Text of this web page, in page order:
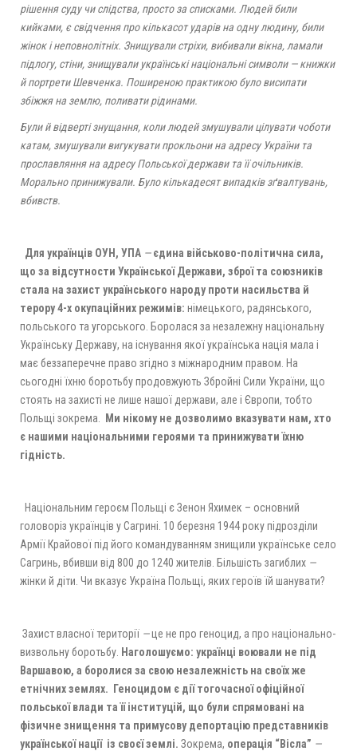
рішення суду чи слідства, просто за списками. Людей били
кийками, є свідчення про кількасот ударів на одну людину, били
жінок і неповнолітніх. Знищували стріхи, вибивали вікна, ламали
підлогу, стіни, знищували українські національні символи — книжки
й портрети Шевченка. Поширеною практикою було висипати
збіжжя на землю, поливати рідинами.
Були й відверті знущання, коли людей змушували цілувати чоботи
катам, змушували вигукувати прокльони на адресу України та
прославляння на адресу Польської держави та її очільників.
Морально принижували. Було кількадесят випадків зґвалтувань,
вбивств.
Для українців ОУН, УПА —єдина військово-політична сила,
що за відсутности Української Держави, зброї та союзників
стала на захист українського народу проти насильства й
терору 4-х окупаційних режимів: німецького, радянського,
польського та угорського. Боролася за незалежну національну
Українську Державу, на існування якої українська нація мала і
має беззаперечне право згідно з міжнародним правом. На
сьогодні їхню боротьбу продовжують Збройні Сили України, що
стоять на захисті не лише нашої держави, але і Європи, тобто
Польщі зокрема.
Ми нікому не дозволимо вказувати нам, хто
є нашими національними героями та принижувати їхню
гідність.
Національним героєм Польщі є Зенон Яхимек – основний
головоріз українців у Сагрині. 10 березня 1944 року підрозділи
Армії Крайової під його командуванням знищили українське село
Сагринь, вбивши від 800 до 1240 жителів. Більшість загиблих —
жінки й діти. Чи вказує Україна Польщі, яких героїв їй шанувати?
Захист власної території —це не про геноцид, а про національно-
визвольну боротьбу. Наголошуємо: українці воювали не під
Варшавою, а боролися за свою незалежність на своїх же
етнічних землях. Геноцидом є дії тогочасної офіційної
польської влади та її інституцій, що були спрямовані на
фізичне знищення та примусову депортацію представників
української нації із своєї землі. Зокрема, операція “Вісла” —